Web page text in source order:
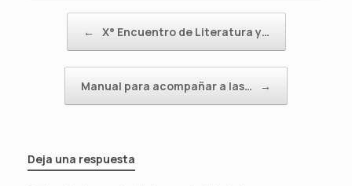
← X° Encuentro de Literatura y…
Manual para acompañar a las… →
Deja una respuesta